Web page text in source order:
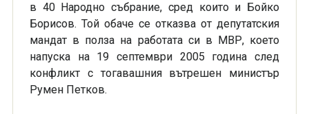
в 40 Народно събрание, сред които и Бойко
Борисов. Той обаче се отказва от депутатския
мандат в полза на работата си в МВР, което
напуска на 19 септември 2005 година след
конфликт с тогавашния вътрешен министър
Румен Петков.